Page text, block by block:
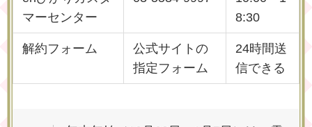
マーセンター
8:30
解約フォーム
公式サイトの
指定フォーム
24時間送
信できる